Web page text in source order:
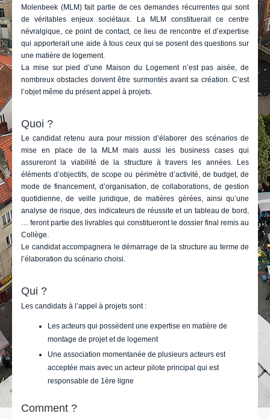
E-guichet / Prendre RDV
Actualités
Molenbeek (MLM) fait partie de ces demandes récurrentes qui sont
de véritables enjeux sociétaux. La MLM constituerait ce centre
névralgique, ce point de contact, ce lieu de rencontre et d’expertise
qui apporterait une aide à tous ceux qui se posent des questions sur
une matière de logement.
La mise sur pied d’une Maison du Logement n’est pas aisée, de
nombreux obstacles doivent être surmontés avant sa création. C’est
l’objet même du présent appel à projets.
Quoi ?
Le candidat retenu aura pour mission d’élaborer des scénarios de
mise en place de la MLM mais aussi les business cases qui
assureront la viabilité de la structure à travers les années. Les
éléments d’objectifs, de scope ou périmètre d’activité, de budget, de
mode de financement, d’organisation, de collaborations, de gestion
quotidienne, de veille juridique, de matières gérées, ainsi qu’une
analyse de risque, des indicateurs de réussite et un tableau de bord,
… feront partie des livrables qui constitueront le dossier final remis au
Collège.
Le candidat accompagnera le démarrage de la structure au terme de
l’élaboration du scénario choisi.
Qui ?
Les candidats à l’appel à projets sont :
Les acteurs qui possèdent une expertise en matière de
montage de projet et de logement
Une association momentanée de plusieurs acteurs est
acceptée mais avec un acteur pilote principal qui est
responsable de 1ère ligne
Comment ?